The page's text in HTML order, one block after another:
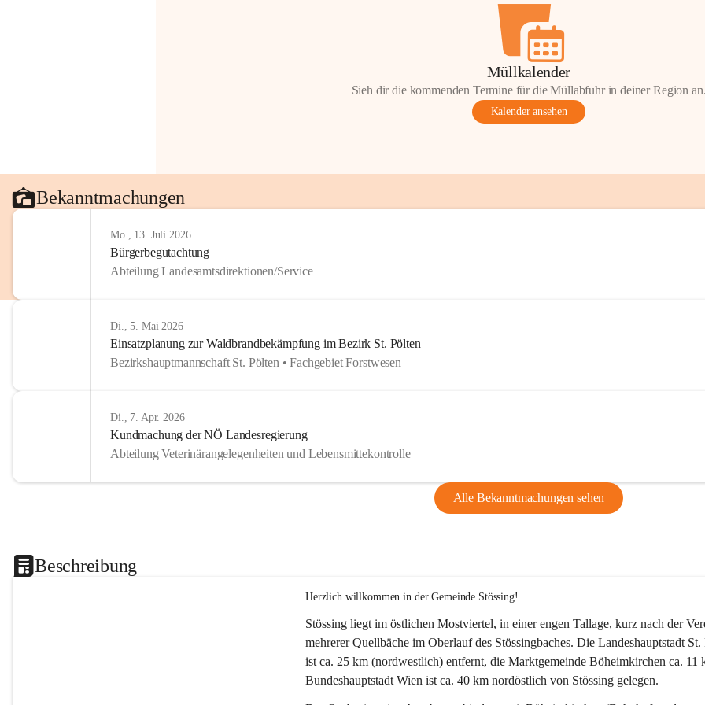
Müllkalender
Sieh dir die kommenden Termine für die Müllabfuhr in deiner Region
Kalender ansehen
Bekanntmachungen
Mo., 13. Juli 2026
Bürgerbegutachtung
Abteilung Landesamtsdirektionen/Service
Di., 5. Mai 2026
Einsatzplanung zur Waldbrandbekämpfung im Bezirk St. Pölten
Bezirkshauptmannschaft St. Pölten • Fachgebiet Forstwesen
Di., 7. Apr. 2026
Kundmachung der NÖ Landesregierung
Abteilung Veterinärangelegenheiten und Lebensmittekontrolle
Alle Bekanntmachungen sehen
Beschreibung
Herzlich willkommen in der Gemeinde Stössing!
Stössing liegt im östlichen Mostviertel, in einer engen Tallage, kurz nach der
mehrerer Quellbäche im Oberlauf des Stössingbaches. Die Landeshauptstadt
ist ca. 25 km (nordwestlich) entfernt, die Marktgemeinde Böheimkirchen ca.
Bundeshauptstadt Wien ist ca. 40 km nordöstlich von Stössing gelegen.